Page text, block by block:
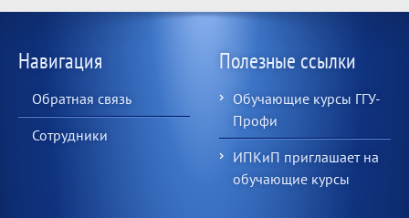
Навигация
Обратная связь
Сотрудники
Полезные ссылки
Обучающие курсы ГГУ-
Профи
ИПКиП приглашает на
обучающие курсы